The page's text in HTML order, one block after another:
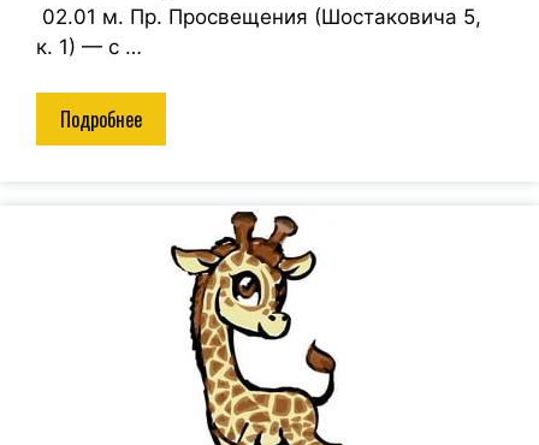
02.01 м. Пр. Просвещения (Шостаковича 5,
к. 1) — с …
Подробнее